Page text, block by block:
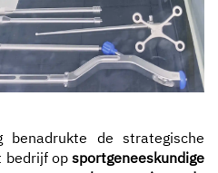
benadrukte de strategische
bedrijf op sportgeneeskundige